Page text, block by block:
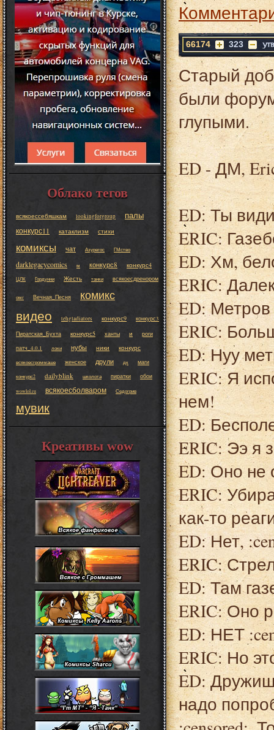
66174 323
Старый
были
глупыми.
ED - ДМ,
ED: Ты
ERIC:
ED: Хм,
ERIC:
ED: Метров
ERIC:
ED: Нуу
ERIC: Я
нем!
ED:
ERIC: Ээ я
ED: Оно не
ERIC:
как-то
ED: Нет,
ERIC:
ED: Там
ERIC: Оно
ED: НЕТ
ERIC: Но
ED:
надо
Облако тегов
всякоессебяшкам lookingforgroup палы
конкурс11 катаклизм стихи
комиксы чат Азурегос ГМство
darklegacycomics м конкурс8 конкурс4
ЦЛК Гордунни Жесть танки всякоесдренором
омг Вечная_Песня комикс
видео tehgladiators конкурс9 конкурс3
Пиратская_Бухта конкурс5 ханты и
роги
патч_4.0.1
локи нубы ники конкурс
всякоесгроммаше женское друли дк маги
конкурс2 dailyblink школота пиратки обои
wowlol.ru всякоесболваром Седогрив
мувик
Креативы wow